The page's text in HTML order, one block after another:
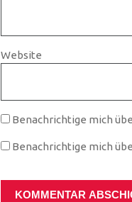
Website
Benachrichtige mich
Benachrichtige mich